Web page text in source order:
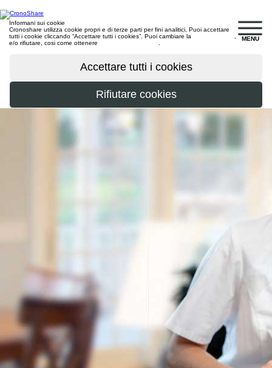
MENU
Informani sui cookie
Cronoshare utilizza cookie propri e di terze parti per fini analitici. Puoi accettare
tutti i cookie cliccando “Accettare tutti i cookies”. Puoi cambiare la
e/o rifiutare, cosi come ottenere